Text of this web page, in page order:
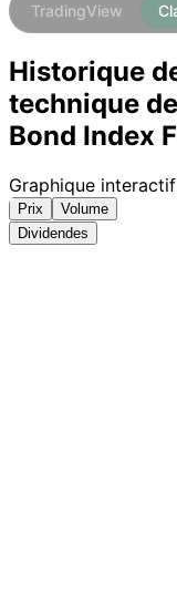
TradingView
Historique
technique
Bond Index
Graphique interactif
Prix
Volume
Dividendes